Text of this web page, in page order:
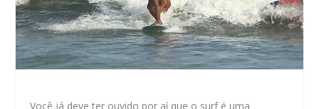
Você já deve ter ouvido por aí que o surf é uma